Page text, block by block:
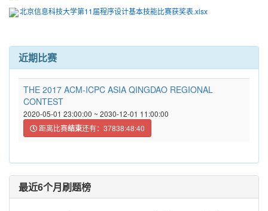
北京信息科技大学第11届程序设计基本技能比赛获奖表.xlsx
近期比赛
THE 2017 ACM-ICPC ASIA QINGDAO REGIONAL
CONTEST
2020-05-01 23:00:00 ~ 2030-12-01 11:00:00
距离比赛结束还有：37838:48:40
最近6个月刷题榜